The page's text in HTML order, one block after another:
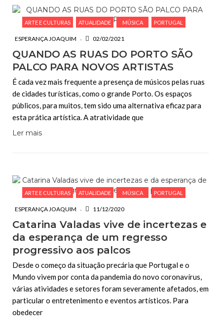
ARTE E CULTURAS ATUALIDADE MÚSICA PORTUGAL
ESPERANÇA JOAQUIM 02/02/2021
QUANDO AS RUAS DO PORTO SÃO
PALCO PARA NOVOS ARTISTAS
É cada vez mais frequente a presença de músicos pelas ruas
de cidades turísticas, como o grande Porto. Os espaços
públicos, para muitos, tem sido uma alternativa eficaz para
esta prática artística. A atratividade que
Ler mais
ARTE E CULTURAS ATUALIDADE MÚSICA PORTUGAL
ESPERANÇA JOAQUIM 11/12/2020
Catarina Valadas vive de incertezas e
da esperança de um regresso
progressivo aos palcos
Desde o começo da situação precária que Portugal e o
Mundo vivem por conta da pandemia do novo coronavírus,
várias atividades e setores foram severamente afetados, em
particular o entretenimento e eventos artísticos. Para
obedecer